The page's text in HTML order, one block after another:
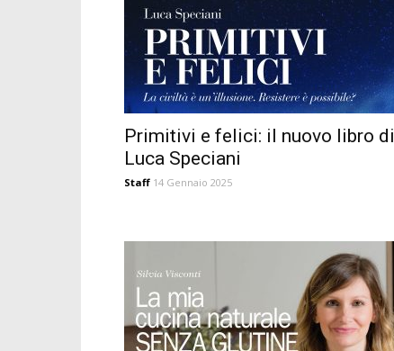
Primitivi e felici: il nuovo libro di
Luca Speciani
Staff 14 Gennaio 2025